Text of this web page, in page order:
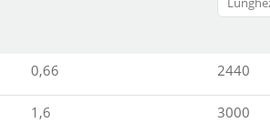
0,66 2440
1,6 3000